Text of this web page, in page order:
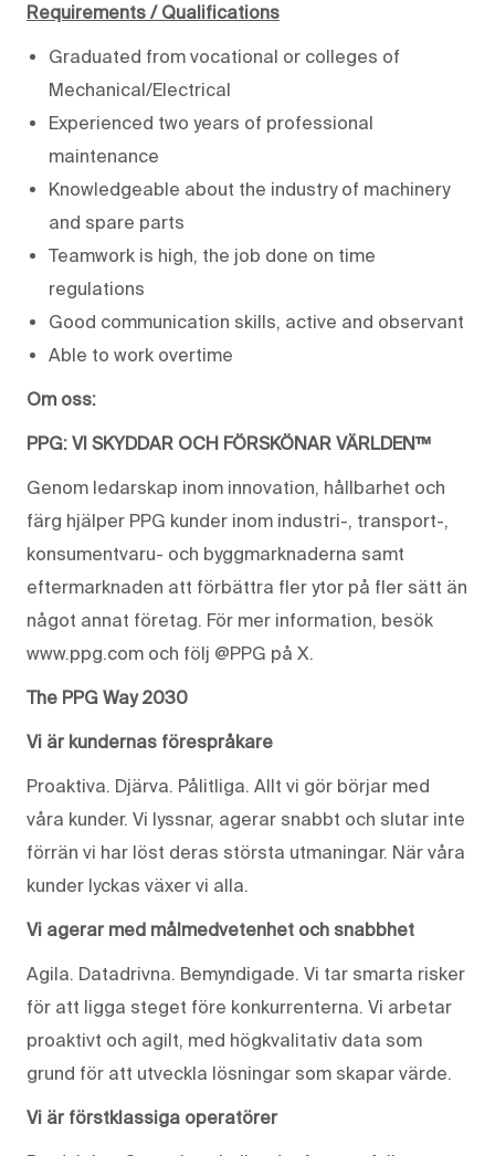
Requirements / Qualifications
Graduated from vocational or colleges of
Mechanical/Electrical
Experienced two years of professional
maintenance
Knowledgeable about the industry of machinery
and spare parts
Teamwork is high, the job done on time
regulations
Good communication skills, active and observant
Able to work overtime
Om oss:
PPG: VI SKYDDAR OCH FÖRSKÖNAR VÄRLDEN™
Genom ledarskap inom innovation, hållbarhet och
färg hjälper PPG kunder inom industri-, transport-,
konsumentvaru- och byggmarknaderna samt
eftermarknaden att förbättra fler ytor på fler sätt än
något annat företag. För mer information, besök
www.ppg.com och följ @PPG på X.
The PPG Way 2030
Vi är kundernas förespråkare
Proaktiva. Djärva. Pålitliga. Allt vi gör börjar med
våra kunder. Vi lyssnar, agerar snabbt och slutar inte
förrän vi har löst deras största utmaningar. När våra
kunder lyckas växer vi alla.
Vi agerar med målmedvetenhet och snabbhet
Agila. Datadrivna. Bemyndigade. Vi tar smarta risker
för att ligga steget före konkurrenterna. Vi arbetar
proaktivt och agilt, med högkvalitativ data som
grund för att utveckla lösningar som skapar värde.
Vi är förstklassiga operatörer